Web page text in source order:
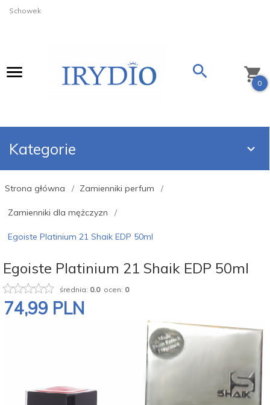
Schowek
0
Kategorie
Strona główna Zamienniki perfum
Zamienniki dla mężczyzn
Egoiste Platinium 21 Shaik EDP 50ml
Egoiste Platinium 21 Shaik EDP 50ml
średnia: 0.0ocen: 0
74,99 PLN